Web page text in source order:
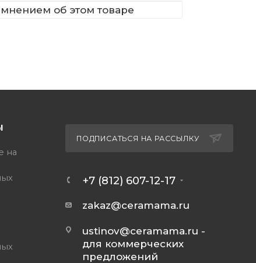
об этом товаре
на
ПОДПИСАТЬСЯ НА РАССЫЛКУ
+7 (812) 607-12-17
zakaz@ceramama.ru
ustinov@ceramama.ru -
для коммерческих
предложений